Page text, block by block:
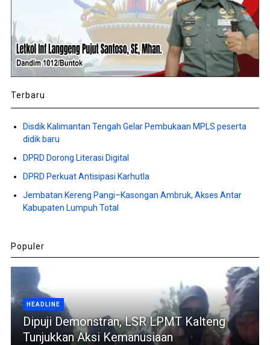
Terbaru
Disdik Kalimantan Tengah Gelar Pembukaan MPLS peserta
didik baru
DPRD Dorong Literasi Digital
DPRD Perkuat Antisipasi Karhutla
Jembatan Kereng Pangi–Kasongan Ambruk, Akses Antar
Kabupaten Lumpuh Total
Populer
HEADLINE
Dipuji Demonstran, LSR LPMT Kalteng
Tunjukkan Aksi Kemanusiaan